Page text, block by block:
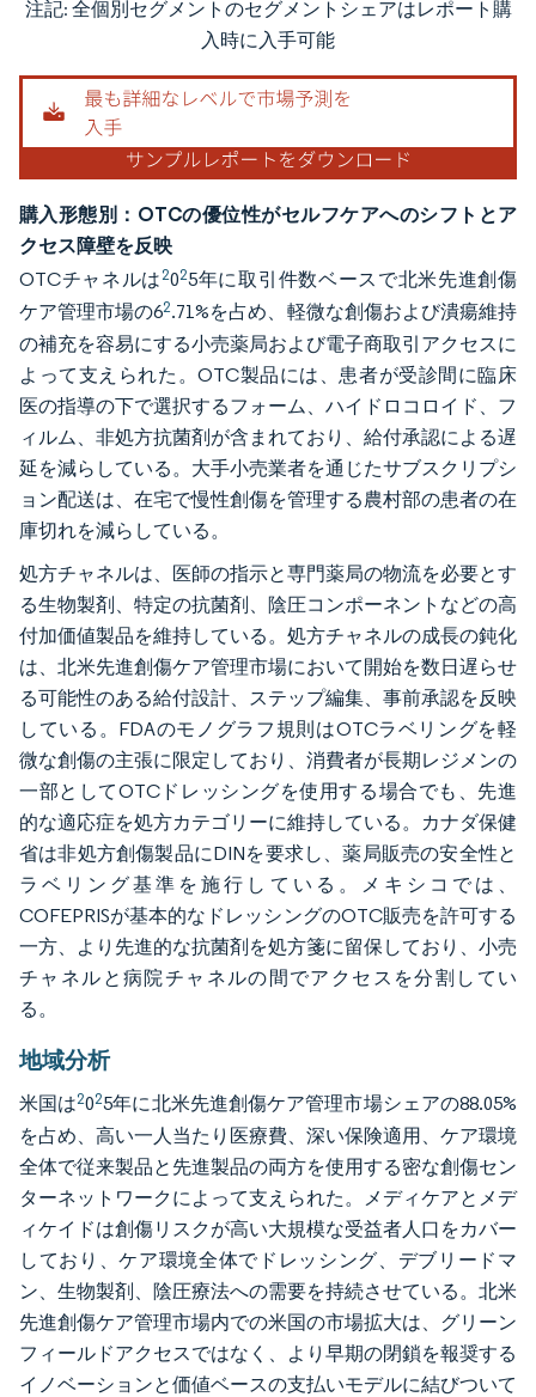
画像 © Mordor Intelligence。再利用にはCC BY 4.0の表示が必要です。
注記: 全個別セグメントのセグメントシェアはレポート購
入時に入手可能
購入形態別：OTCの優位性がセルフケアへのシフトとア
クセス障壁を反映
OTCチャネルは2025年に取引件数ベースで北米先進創傷
ケア管理市場の62.71%を占め、軽微な創傷および潰瘍維持
の補充を容易にする小売薬局および電子商取引アクセスに
よって支えられた。OTC製品には、患者が受診間に臨床
医の指導の下で選択するフォーム、ハイドロコロイド、フ
ィルム、非処方抗菌剤が含まれており、給付承認による遅
延を減らしている。大手小売業者を通じたサブスクリプシ
ョン配送は、在宅で慢性創傷を管理する農村部の患者の在
庫切れを減らしている。
処方チャネルは、医師の指示と専門薬局の物流を必要とす
る生物製剤、特定の抗菌剤、陰圧コンポーネントなどの高
付加価値製品を維持している。処方チャネルの成長の鈍化
は、北米先進創傷ケア管理市場において開始を数日遅らせ
る可能性のある給付設計、ステップ編集、事前承認を反映
している。FDAのモノグラフ規則はOTCラベリングを軽
微な創傷の主張に限定しており、消費者が長期レジメンの
一部としてOTCドレッシングを使用する場合でも、先進
的な適応症を処方カテゴリーに維持している。カナダ保健
省は非処方創傷製品にDINを要求し、薬局販売の安全性と
ラベリング基準を施行している。メキシコでは、
COFEPRISが基本的なドレッシングのOTC販売を許可する
一方、より先進的な抗菌剤を処方箋に留保しており、小売
チャネルと病院チャネルの間でアクセスを分割してい
る。
地域分析
米国は2025年に北米先進創傷ケア管理市場シェアの88.05%
を占め、高い一人当たり医療費、深い保険適用、ケア環境
全体で従来製品と先進製品の両方を使用する密な創傷セン
ターネットワークによって支えられた。メディケアとメデ
ィケイドは創傷リスクが高い大規模な受益者人口をカバー
しており、ケア環境全体でドレッシング、デブリードマ
ン、生物製剤、陰圧療法への需要を持続させている。北米
先進創傷ケア管理市場内での米国の市場拡大は、グリーン
フィールドアクセスではなく、より早期の閉鎖を報奨する
イノベーションと価値ベースの支払いモデルに結びついて